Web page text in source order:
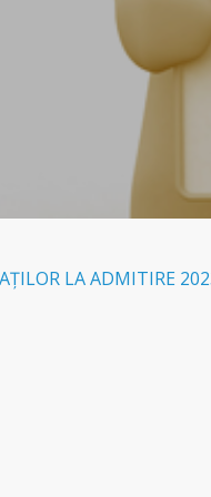
LA ADMITIRE